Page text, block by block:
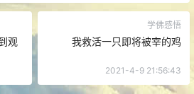
观
学佛感悟
我救活一只即将被宰的鸡
2021-4-9 21:56:43